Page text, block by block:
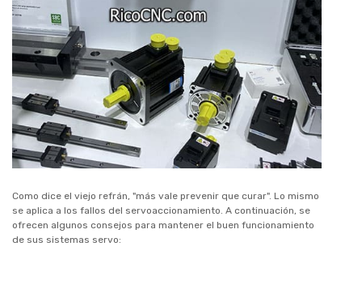
Como dice el viejo refrán, "más vale prevenir que curar". Lo mismo
se aplica a los fallos del servoaccionamiento. A continuación, se
ofrecen algunos consejos para mantener el buen funcionamiento
de sus sistemas servo: